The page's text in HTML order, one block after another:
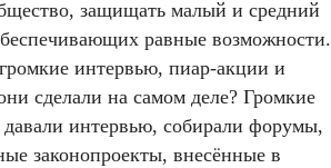
защищать малый и средний
равные возможности.
интервью, пиар-акции и
сделали на самом деле? Громкие
давали интервью, собирали форумы,
законопроекты, внесённые в